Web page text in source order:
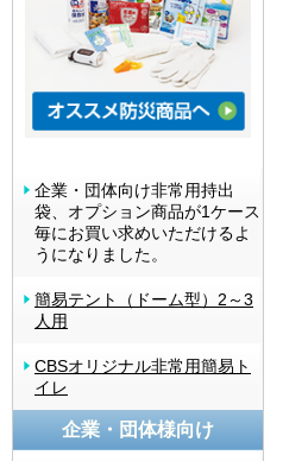
企業・団体向け非常用持出
袋、オプション商品が1ケース
毎にお買い求めいただけるよ
うになりました。
簡易テント（ドーム型）2～3
人用
CBSオリジナル非常用簡易ト
イレ
企業・団体様向け